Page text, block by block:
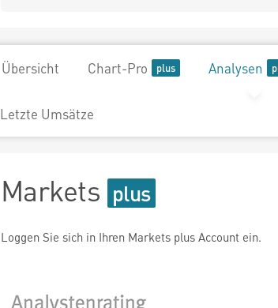
Übersicht Chart-Pro Analysen
Letzte Umsätze
Markets
Loggen Sie sich in Ihren Markets plus Account ein.